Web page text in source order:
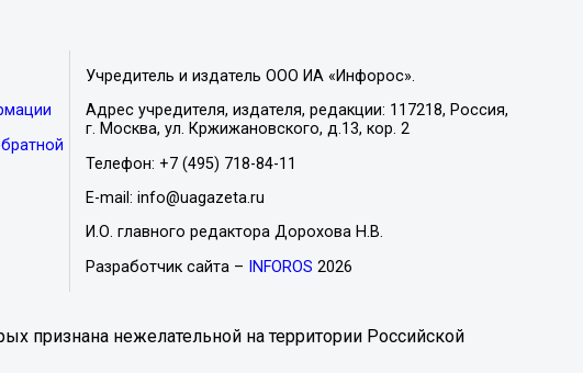
Учредитель и издатель ООО ИА «Инфорос».
Адрес учредителя, издателя, редакции: 117218, Россия,
г. Москва, ул. Кржижановского, д.13, кор. 2
Телефон: +7 (495) 718-84-11
E-mail: info@uagazeta.ru
И.О. главного редактора Дорохова Н.В.
Разработчик сайта –
INFOROS 2026
признана нежелательной на территории Российской